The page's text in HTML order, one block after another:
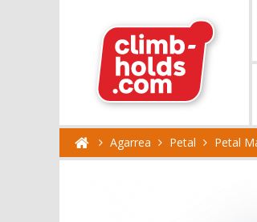
Agarrea Petal Petal